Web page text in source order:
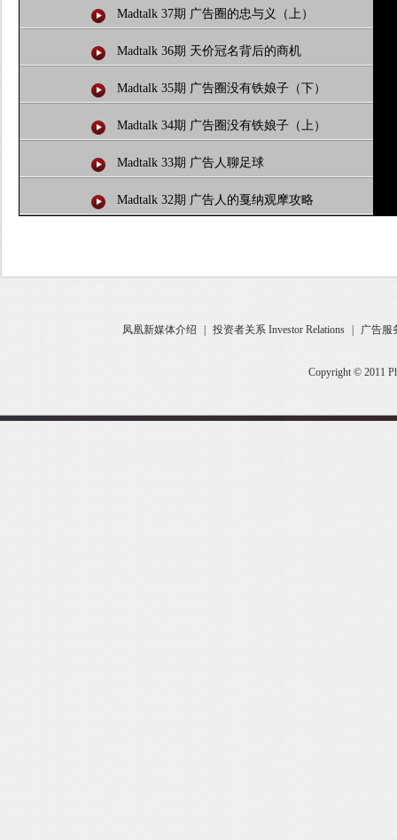
Madtalk 37期 广告圈的忠与义（上）
Madtalk 36期 天价冠名背后的商机
Madtalk 35期 广告圈没有铁娘子（下）
Madtalk 34期 广告圈没有铁娘子（上）
Madtalk 33期 广告人聊足球
Madtalk 32期 广告人的戛纳观摩攻略
凤凰新媒体介绍 投资者关系 Investor Relations 广告服
Copyright © 2011